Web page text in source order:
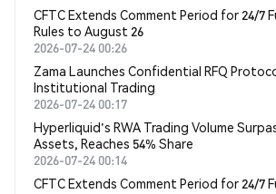
CFTC Extends Comment Period for 24/7
Rules to August 26
2026-07-24 00:26
Zama Launches Confidential RFQ
Institutional Trading
2026-07-24 00:17
Hyperliquid's RWA Trading Volume
Assets, Reaches 54% Share
2026-07-24 00:14
CFTC Extends Comment Period for 24/7